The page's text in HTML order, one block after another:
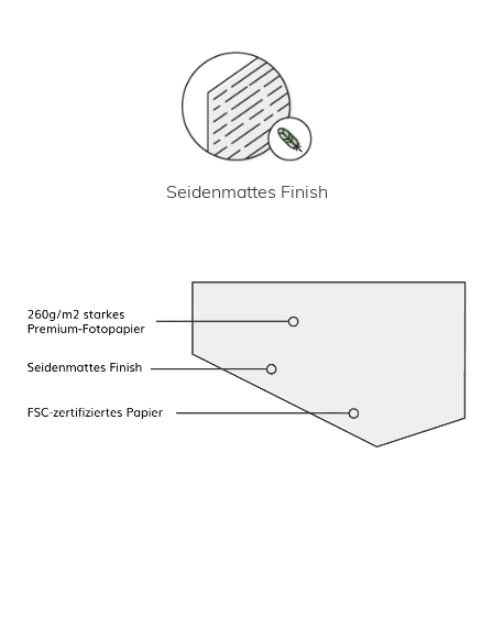
Seidenmattes Finish